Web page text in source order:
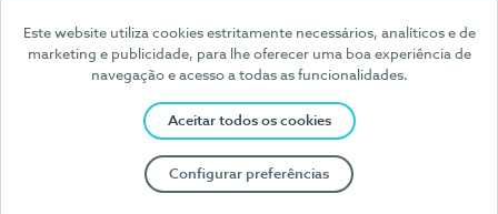
Este website utiliza cookies estritamente necessários, analíticos e de
marketing e publicidade, para lhe oferecer uma boa experiência de
navegação e acesso a todas as funcionalidades.
Aceitar todos os cookies
Configurar preferências